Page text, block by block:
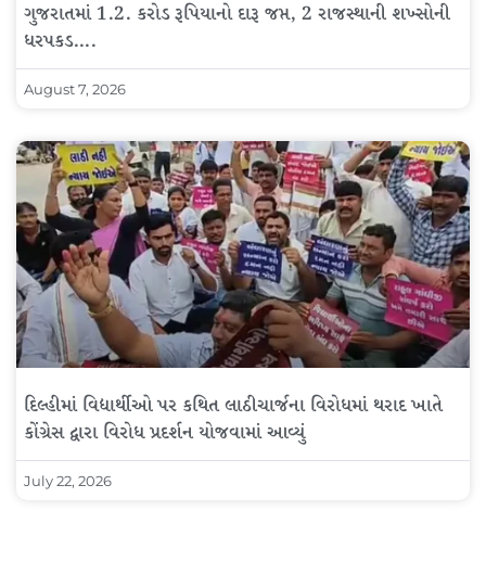
ગુજરાતમાં 1.2. કરોડ રૂપિયાનો દારૂ જપ્ત, 2 રાજસ્થાની શખ્સોની
ધરપકડ….
August 7, 2026
દિલ્હીમાં વિદ્યાર્થીઓ પર કથિત લાઠીચાર્જના વિરોધમાં થરાદ ખાતે
કોંગ્રેસ દ્વારા વિરોધ પ્રદર્શન યોજવામાં આવ્યું
July 22, 2026